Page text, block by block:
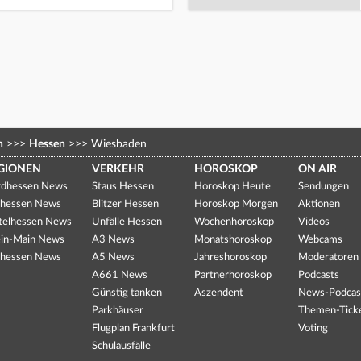
>>> Hessen >>> Wiesbaden
News
News
News
Main News
News
VERKEHR
Staus Hessen
Blitzer Hessen
Unfälle Hessen
A3 News
A5 News
A661 News
Günstig tanken
Parkhäuser
Flugplan Frankfurt
Schulausfälle
HOROSKOP
Horoskop Heute
Horoskop Morgen
Wochenhoroskop
Monatshoroskop
Jahreshoroskop
Partnerhoroskop
Aszendent
ON AIR
Sendungen
Aktionen
Videos
Webcams
Moderatoren
Podcasts
News-
Themen-
Voting